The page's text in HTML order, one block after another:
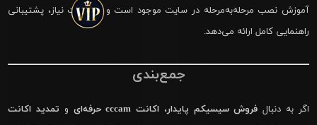
آموزش نصب مرحله‌به‌مرحله در سایت موجود است و در صورت نیاز، پشتیبانی
راهنمایی کامل ارائه می‌دهد.
جمع‌بندی
اگر به دنبال فروش سیسیکم پایدار، اکانت cccam حرفه‌ای و تمدید اکانت